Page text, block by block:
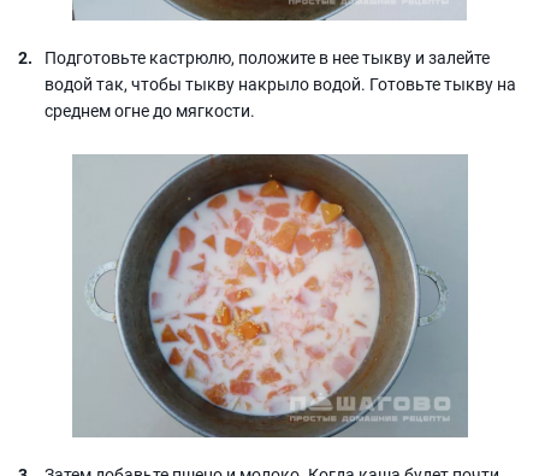
Подготовьте кастрюлю, положите в нее тыкву и залейте
водой так, чтобы тыкву накрыло водой. Готовьте тыкву на
среднем огне до мягкости.